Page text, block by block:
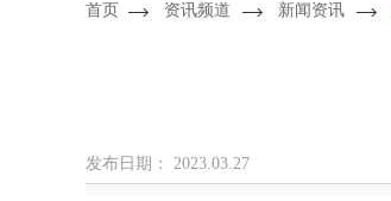
首页 资讯频道 新闻资讯
发布日期： 2023.03.27